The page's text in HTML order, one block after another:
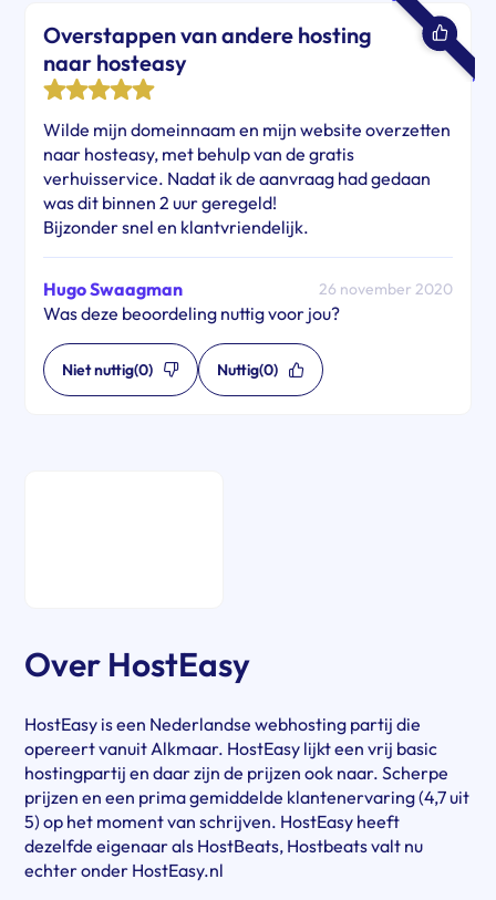
Overstappen van andere hosting
naar hosteasy
Wilde mijn domeinnaam en mijn website overzetten
naar hosteasy, met behulp van de gratis
verhuisservice. Nadat ik de aanvraag had gedaan
was dit binnen 2 uur geregeld!
Bijzonder snel en klantvriendelijk.
Hugo Swaagman 26 november 2020
Was deze beoordeling nuttig voor jou?
Niet nuttig(0) Nuttig(0)
Over HostEasy
HostEasy is een Nederlandse webhosting partij die
opereert vanuit Alkmaar. HostEasy lijkt een vrij basic
hostingpartij en daar zijn de prijzen ook naar. Scherpe
prijzen en een prima gemiddelde klantenervaring (4,7 uit
5) op het moment van schrijven. HostEasy heeft
dezelfde eigenaar als HostBeats, Hostbeats valt nu
echter onder HostEasy.nl